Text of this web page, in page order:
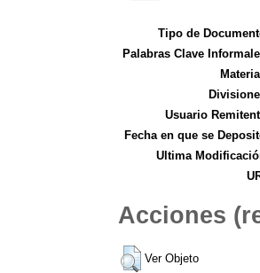
Tipo de
Palabras Clave
Usuario
Fecha en que se
Ultima
Acciones
Ver Objeto